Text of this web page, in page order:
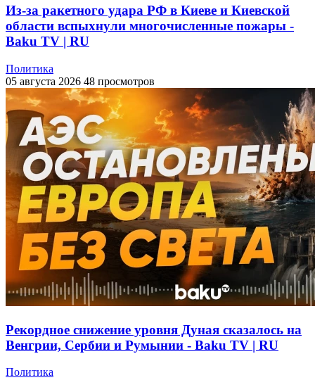
Из-за ракетного удара РФ в Киеве и Киевской
области вспыхнули многочисленные пожары -
Baku TV | RU
Политика
05 августа 2026 48 просмотров
Рекордное снижение уровня Дуная сказалось на
Венгрии, Сербии и Румынии - Baku TV | RU
Политика